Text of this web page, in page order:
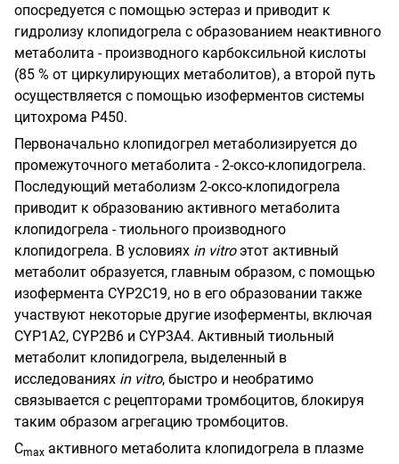
опосредуется с помощью эстераз и приводит к
гидролизу клопидогрела с образованием неактивного
метаболита - производного карбоксильной кислоты
(85 % от циркулирующих метаболитов), а второй путь
осуществляется с помощью изоферментов системы
цитохрома Р450.
Первоначально клопидогрел метаболизируется до
промежуточного метаболита - 2-оксо-клопидогрела.
Последующий метаболизм 2-оксо-клопидогрела
приводит к образованию активного метаболита
клопидогрела - тиольного производного
клопидогрела. В условиях in vitro этот активный
метаболит образуется, главным образом, с помощью
изофермента CYP2C19, но в его образовании также
участвуют некоторые другие изоферменты, включая
CYP1A2, CYP2B6 и CYP3A4. Активный тиольный
метаболит клопидогрела, выделенный в
исследованиях in vitro, быстро и необратимо
связывается с рецепторами тромбоцитов, блокируя
таким образом агрегацию тромбоцитов.
Сmах активного метаболита клопидогрела в плазме